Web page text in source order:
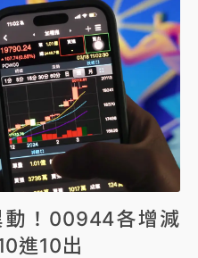
動！00944各增減
進10出